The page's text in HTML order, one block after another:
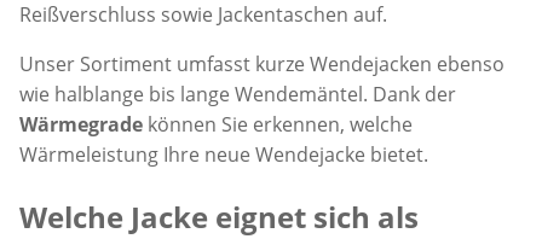
Reißverschluss sowie Jackentaschen auf.
Unser Sortiment umfasst kurze Wendejacken ebenso
wie halblange bis lange Wendemäntel. Dank der
Wärmegrade können Sie erkennen, welche
Wärmeleistung Ihre neue Wendejacke bietet.
Welche Jacke eignet sich als